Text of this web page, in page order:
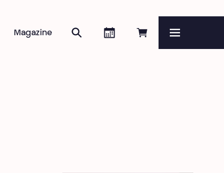
Online reserveren
Agenda
Zoeken
Magazine